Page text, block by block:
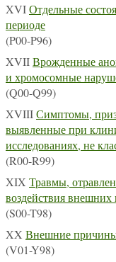
XVIОтдельные
периоде
(P00-P96)
XVIIВрожденные
и хромосомные
(Q00-Q99)
XVIIIСимптомы,
выявленные при
исследованиях, не
(R00-R99)
XIX Травмы,
воздействия
(S00-T98)
XX Внешние причины
(V01-Y98)